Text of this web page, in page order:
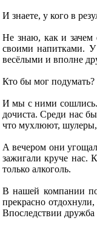
И знаете, у кого в
Не знаю, как и зачем
своими напитками. У
весёлыми и вполне
Кто бы мог подумать?
И мы с ними сошлись.
дочиста. Среди нас
что мухлюют, шулеры,
А вечером они
зажигали круче нас.
только алкоголь.
В нашей компании
прекрасно
Впоследствии дружба